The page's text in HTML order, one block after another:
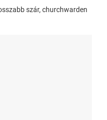
szár, churchwarden